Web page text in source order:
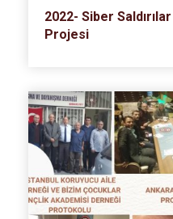
2022- Siber
Projesi